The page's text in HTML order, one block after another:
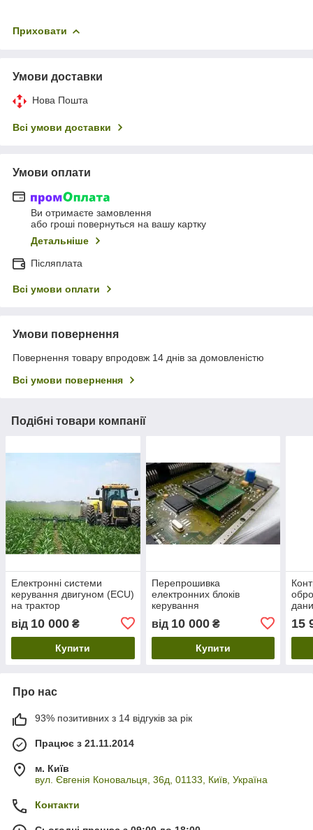
Приховати
Умови доставки
Нова Пошта
Всі умови доставки
Умови оплати
Ви отримаєте замовлення
або гроші повернуться на вашу картку
Детальніше
Післяплата
Всі умови оплати
Умови повернення
Повернення товару впродовж 14 днів за домовленістю
Всі умови повернення
Подібні товари компанії
Електронні системи
керування двигуном (ECU)
на трактор
від 10 000 ₴
Купити
Перепрошивка
електронних блоків
керування
техніки
від 10 000₴
Купити
15
Про нас
93% позитивних з 14 відгуків за рік
Працює з 21.11.2014
м. Київ
вул. Євгенія Коновальця, 36д, 01133, Київ, Україна
Контакти